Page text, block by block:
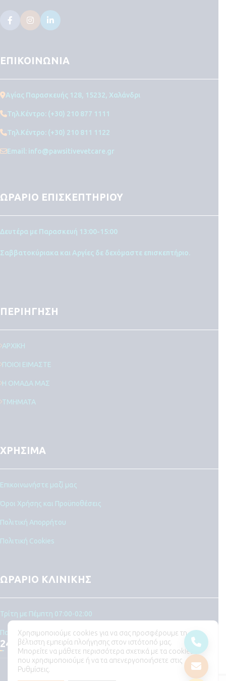
ΕΠΙΚΟΙΝΩΝΙΑ
Αγίας Παρασκευής 128, 15232, Χαλάνδρι
Τηλ.Κέντρο: (+30) 210 877 1111
Τηλ.Κέντρο: (+30) 210 811 1122
Email: info@pawsitivevetcare.gr
ΩΡΑΡΙΟ ΕΠΙΣΚΕΠΤΗΡΙΟΥ
Δευτέρα με Παρασκευή 13:00-15:00
Σαββατοκύριακα και Αργίες δε δεχόμαστε επισκεπτήριο.
ΠΕΡΙΗΓΗΣΗ
ΑΡΧΙΚΗ
ΠΟΙΟΙ ΕΙΜΑΣΤΕ
Η ΟΜΑΔΑ ΜΑΣ
ΤΜΗΜΑΤΑ
ΧΡΗΣΙΜΑ
Επικοινωνήστε μαζί μας
Όροι Χρήσης και Προϋποθέσεις
Πολιτική Απορρήτου
Πολιτική Cookies
ΩΡΑΡΙΟ ΚΛΙΝΙΚΗΣ
Τρίτη με Πέμπτη 07:00-02:00
Παρασκευή, Σάββατο, Κυριακή, Δευτέρα
24ωρη εφημερία
PAWSITIVE Vet Care Clinic 2026 Powered by
Χρησιμοποιούμε cookies για να σας προσφέρουμε τη
βέλτιστη εμπειρία πλοήγησης στον ιστότοπό μας.
Μπορείτε να μάθετε περισσότερα σχετικά με τα cookies
που χρησιμοποιούμε ή να τα απενεργοποιήσετε στις
Ρυθμίσεις.